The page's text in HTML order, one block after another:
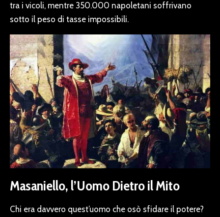
tra i vicoli, mentre 350.000 napoletani soffrivano
sotto il peso di tasse impossibili.
Masaniello, l’Uomo Dietro il Mito
Chi era davvero quest’uomo che osò sfidare il potere?